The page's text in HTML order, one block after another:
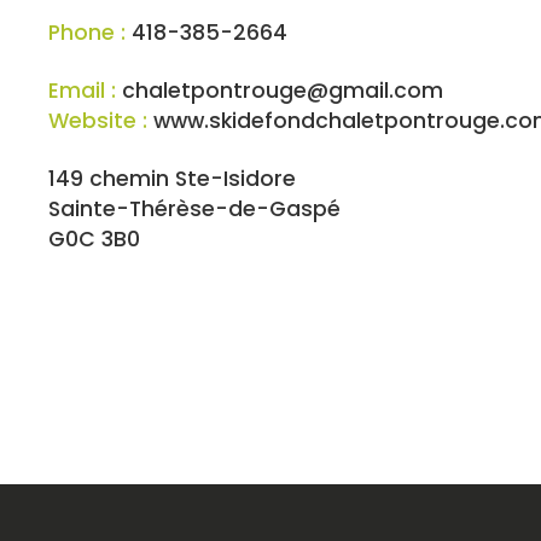
Phone : 418-385-2664
Email : chaletpontrouge@gmail.com
Website :
149 chemin Ste-Isidore
Sainte-Thérèse-de-Gaspé
G0C 3B0